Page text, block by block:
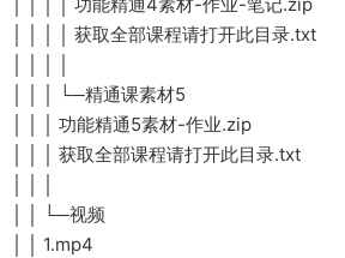
│ │ │ │ 获取全部课程请打开此目录.txt
│ │ │ └─精通课素材5
│ │ │ 功能精通5素材-作业.zip
│ │ │ 获取全部课程请打开此目录.txt
│ │ └─视频
│ │ 1.mp4